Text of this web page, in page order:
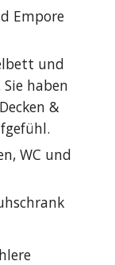
Empore
und
haben
&
WC und